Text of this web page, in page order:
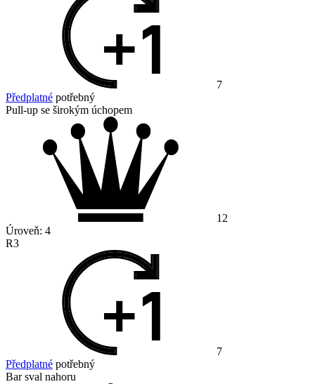
7
Předplatné potřebný
Pull-up se širokým úchopem
12
Úroveň: 4
R3
7
Předplatné potřebný
Bar sval nahoru